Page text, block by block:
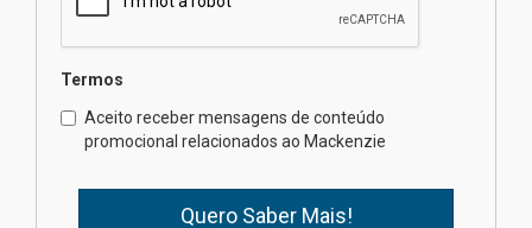
04.08.2026
Brasília prepara seus
estudantes para o PAS antes
mesmo do Ensino Médio
Termos
Aceito receber mensagens de conteúdo
promocional relacionados ao Mackenzie